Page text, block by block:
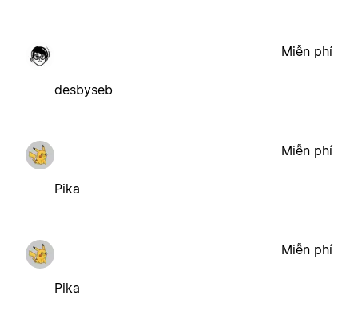
desbyseb
Miễn phí
Pika
Miễn phí
Pika
Miễn phí